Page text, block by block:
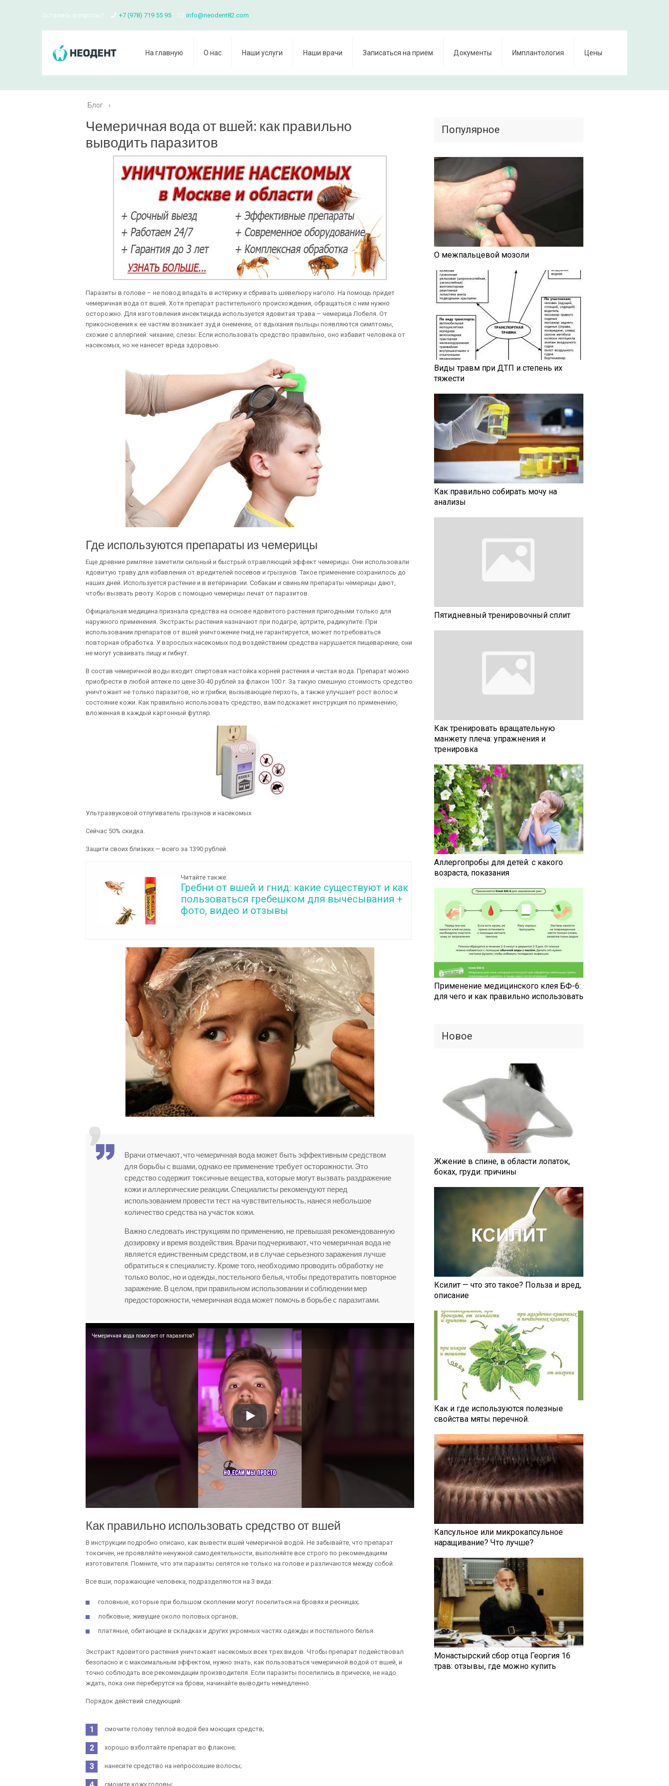
Остались вопросы? +7 (978) 719 55 95 info@neodent82.com
На главную О нас Наши услуги Наши врачи Записаться на прием Документы Имплантология Цены
Блог ›
Чемеричная вода от вшей: как правильно
выводить паразитов
Паразиты в голове – не повод впадать в истерику и сбривать шевелюру наголо. На помощь придет
чемеричная вода от вшей. Хотя препарат растительного происхождения, обращаться с ним нужно
осторожно. Для изготовления инсектицида используется ядовитая трава – чемерица Лобеля. От
прикосновения к ее частям возникает зуд и онемение, от вдыхания пыльцы появляются симптомы,
схожие с аллергией: чихание, слезы. Если использовать средство правильно, оно избавит человека от
насекомых, но не нанесет вреда здоровью.
Где используются препараты из чемерицы
Еще древние римляне заметили сильный и быстрый отравляющий эффект чемерицы. Они использовали
ядовитую траву для избавления от вредителей посевов и грызунов. Такое применение сохранилось до
наших дней. Используется растение и в ветеринарии. Собакам и свиньям препараты чемерицы дают,
чтобы вызвать рвоту. Коров с помощью чемерицы лечат от паразитов.
Официальная медицина признала средства на основе ядовитого растения пригодными только для
наружного применения. Экстракты растения назначают при подагре, артрите, радикулите. При
использовании препаратов от вшей уничтожение гнид не гарантируется, может потребоваться
повторная обработка. У взрослых насекомых под воздействием средства нарушается пищеварение, они
не могут усваивать пищу и гибнут.
В состав чемеричной воды входит спиртовая настойка корней растения и чистая вода. Препарат можно
приобрести в любой аптеке по цене 30-40 рублей за флакон 100 г. За такую смешную стоимость средство
уничтожает не только паразитов, но и грибки, вызывающие перхоть, а также улучшает рост волос и
состояние кожи. Как правильно использовать средство, вам подскажет инструкция по применению,
вложенная в каждый картонный футляр.
Ультразвуковой отпугиватель грызунов и насекомых
Сейчас 50% скидка.
Защити своих близких — всего за 1390 рублей.
Читайте также:
Гребни от вшей и гнид: какие существуют и как
пользоваться гребешком для вычёсывания +
фото, видео и отзывы
Врачи отмечают, что чемеричная вода может быть эффективным средством
для борьбы с вшами, однако ее применение требует осторожности. Это
средство содержит токсичные вещества, которые могут вызвать раздражение
кожи и аллергические реакции. Специалисты рекомендуют перед
использованием провести тест на чувствительность, нанеся небольшое
количество средства на участок кожи.
Важно следовать инструкциям по применению, не превышая рекомендованную
дозировку и время воздействия. Врачи подчеркивают, что чемеричная вода не
является единственным средством, и в случае серьезного заражения лучше
обратиться к специалисту. Кроме того, необходимо проводить обработку не
только волос, но и одежды, постельного белья, чтобы предотвратить повторное
заражение. В целом, при правильном использовании и соблюдении мер
предосторожности, чемеричная вода может помочь в борьбе с паразитами.
Чемеричная вода помогает от паразитов?
Как правильно использовать средство от вшей
В инструкции подробно описано, как вывести вшей чемеричной водой. Не забывайте, что препарат
токсичен, не проявляйте ненужной самодеятельности, выполняйте все строго по рекомендациям
изготовителя. Помните, что эти паразиты селятся не только на голове и различаются между собой.
Все вши, поражающие человека, подразделяются на 3 вида:
головные, которые при большом скоплении могут поселиться на бровях и ресницах;
лобковые, живущие около половых органов;
платяные, обитающие в складках и других укромных частях одежды и постельного белья.
Экстракт ядовитого растения уничтожает насекомых всех трех видов. Чтобы препарат подействовал
безопасно и с максимальным эффектом, нужно знать, как пользоваться чемеричной водой от вшей, и
точно соблюдать все рекомендации производителя. Если паразиты поселились в прическе, не надо
ждать, пока они переберутся на брови, начинайте выводить немедленно.
Порядок действий следующий:
смочите голову теплой водой без моющих средств;
хорошо взболтайте препарат во флаконе;
нанесите средство на непросохшие волосы;
смочите кожу головы;
Популярное
О межпальцевой мозоли
Виды травм при ДТП и степень их
тяжести
Как правильно собирать мочу на
анализы
Пятидневный тренировочный сплит
Как тренировать вращательную
манжету плеча: упражнения и
тренировка
Аллергопробы для детей: с какого
возраста, показания
Применение медицинского клея БФ-6:
для чего и как правильно использовать
Новое
Жжение в спине, в области лопаток,
боках, груди: причины
Ксилит — что это такое? Польза и вред,
описание
Как и где используются полезные
свойства мяты перечной.
Капсульное или микрокапсульное
наращивание? Что лучше?
Монастырский сбор отца Георгия 16
трав: отзывы, где можно купить